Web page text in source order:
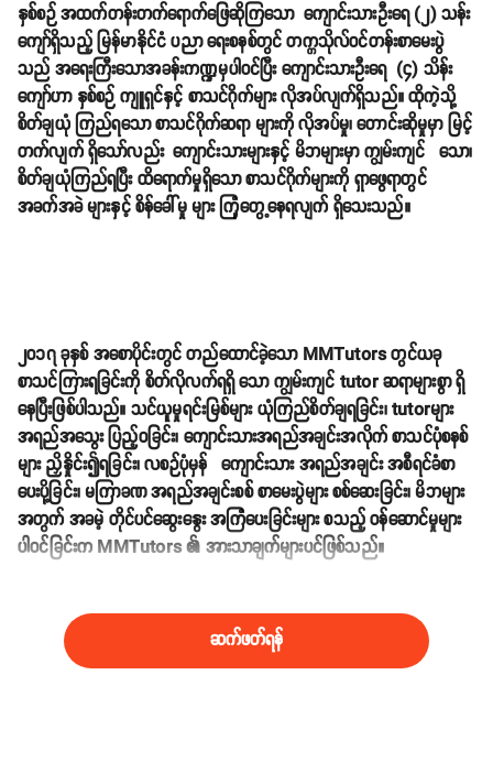
နှစ်စဉ် အထက်တန်းတက်ရောက်ဖြေဆိုကြသော ကျောင်းသားဦးရေ (၂) သန်း
ကျော်ရှိသည့် မြန်မာနိုင်ငံ ပညာ ရေးစနစ်တွင် တက္ကသိုလ်ဝင်တန်းစာမေးပွဲ
သည် အရေးကြီးသောအခန်းကဏ္ဍမှပါဝင်ပြီး ကျောင်းသားဦးရေ (၄) သိန်း
ကျော်ဟာ နှစ်စဉ် ကျူရှင်နှင့် စာသင်ဂိုက်များ လိုအပ်လျက်ရှိသည်။ ထိုကဲ့သို့
စိတ်ချယုံ ကြည်ရသော စာသင်ဂိုက်ဆရာ များကို လိုအပ်မှု၊ တောင်းဆိုမှုမှာ မြင့်
တက်လျက် ရှိသော်လည်း ကျောင်းသားများနှင့် မိဘများမှာ ကျွမ်းကျင် သော၊
စိတ်ချယုံကြည်ရပြီး ထိရောက်မှုရှိသော စာသင်ဂိုက်များကို ရှာဖွေရာတွင်
အခက်အခဲ များနှင့် စိန်ခေါ်မှု များ ကြုံတွေ့နေရလျက် ရှိသေးသည်။
၂၀၁၇ ခုနှစ် အစောပိုင်းတွင် တည်ထောင်ခဲ့သော MMTutors တွင်ယခု
စာသင်ကြားရခြင်းကို စိတ်လိုလက်ရရှိ သော ကျွမ်းကျင် tutor ဆရာများစွာ ရှိ
နေပြီးဖြစ်ပါသည်။ သင်ယူမှုရင်းမြစ်များ ယုံကြည်စိတ်ချရခြင်း၊ tutorများ
အရည်အသွေး ပြည့်ဝခြင်း၊ ကျောင်းသားအရည်အချင်းအလိုက် စာသင်ပုံစနစ်
များ ညှိနှိုင်း၍ရခြင်း၊ လစဉ်ပုံမှန် ကျောင်းသား အရည်အချင်း အစီရင်ခံစာ
ပေးပို့ခြင်း၊ မကြာခဏ အရည်အချင်းစစ် စာမေးပွဲများ စစ်ဆေးခြင်း၊ မိဘများ
အတွက် အခမဲ့ တိုင်ပင်ဆွေးနွေး အကြံပေးခြင်းများ စသည့် ဝန်ဆောင်မှုများ
ပါဝင်ခြင်းက MMTutors ၏ အားသာချက်များပင်ဖြစ်သည်။
ဆက်ဖတ်ရန်